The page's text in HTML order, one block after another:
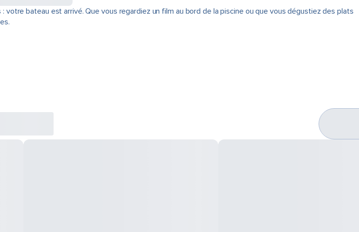
bateau est arrivé. Que vous regardiez un film au bord de la piscine ou que vous dégustiez des plats